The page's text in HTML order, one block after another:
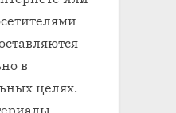
в
целях.